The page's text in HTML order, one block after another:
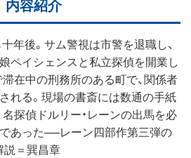
内容紹介
年後。サム警視は市警を退職し、
ペイシェンスと私立探偵を開業し
滞在中の刑務所のある町で、関係者
れる。現場の書斎には数通の手紙
名探偵ドルリー・レーンの出馬を必
あった──レーン四部作第三弾の
＝巽昌章